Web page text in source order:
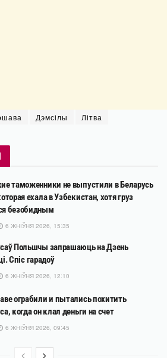
Дэмсілы Літва
таможенники не выпустили в Беларусь
ехала в Узбекистан, хотя груз
безобидным
6 ЖНІЎНЯ 2026, 15:35
Польшчы запрашаюць на Дзень
Спіс гарадоў
6 ЖНІЎНЯ 2026, 12:10
ограбили и пытались похитить
когда он клал деньги на счет
6 ЖНІЎНЯ 2026, 09:45